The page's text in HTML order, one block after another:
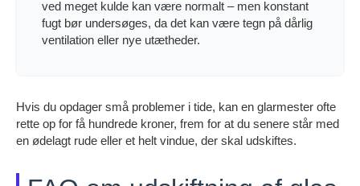
ved meget kulde kan være normalt – men konstant
fugt bør undersøges, da det kan være tegn på dårlig
ventilation eller nye utætheder.
Hvis du opdager små problemer i tide, kan en glarmester ofte
rette op for få hundrede kroner, frem for at du senere står med
en ødelagt rude eller et helt vindue, der skal udskiftes.